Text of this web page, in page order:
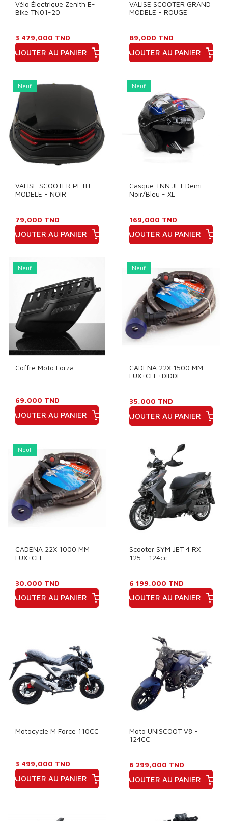
Vélo Électrique Zenith E-
Bike TN01-20
3 479,000 TND
AJOUTER AU PANIER
VALISE SCOOTER GRAND
MODELE - ROUGE
89,000 TND
AJOUTER AU PANIER
Neuf
VALISE SCOOTER PETIT
MODELE - NOIR
79,000 TND
AJOUTER AU PANIER
Neuf
Casque TNN JET Demi -
Noir/Bleu - XL
169,000 TND
AJOUTER AU PANIER
Neuf
Coffre Moto Forza
69,000 TND
AJOUTER AU PANIER
Neuf
CADENA 22X 1500 MM
LUX+CLE+DIDDE
35,000 TND
AJOUTER AU PANIER
Neuf
CADENA 22X 1000 MM
LUX+CLE
30,000 TND
AJOUTER AU PANIER
Scooter SYM JET 4 RX
125 - 124cc
6 199,000 TND
AJOUTER AU PANIER
Motocycle M Force 110CC
3 499,000 TND
AJOUTER AU PANIER
Moto UNISCOOT V8 -
124CC
6 299,000 TND
AJOUTER AU PANIER